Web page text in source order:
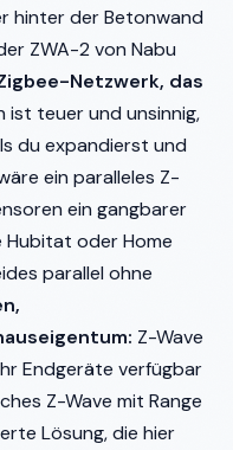
hinter der Betonwand
ZWA-2 von Nabu
Netzwerk, das
ist teuer und unsinnig,
du expandierst und
ein paralleles Z-
ein gangbarer
oder Home
parallel ohne
Z-Wave
Endgeräte verfügbar
Z-Wave mit Range
Lösung, die hier